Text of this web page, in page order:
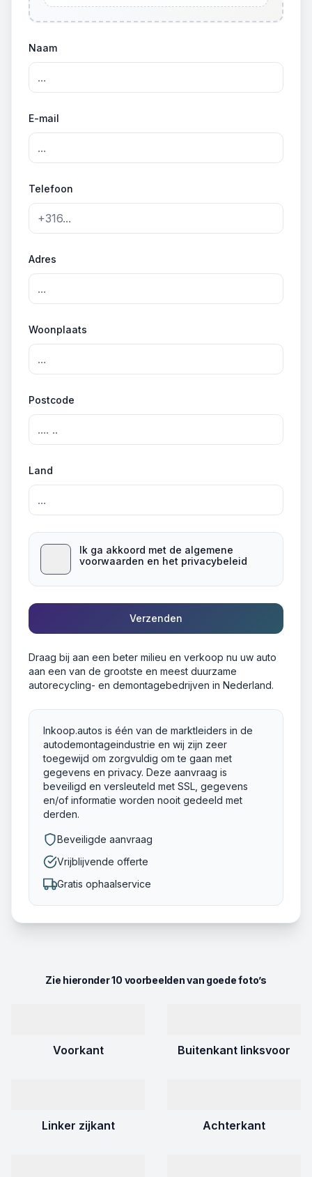
Naam
E-mail
Telefoon
Adres
Woonplaats
Postcode
Land
Ik ga akkoord met de algemene
voorwaarden en het privacybeleid
Verzenden
Draag bij aan een beter milieu en verkoop nu uw auto
aan een van de grootste en meest duurzame
autorecycling- en demontagebedrijven in Nederland.
Inkoop.autos is één van de marktleiders in de
autodemontageindustrie en wij zijn zeer
toegewijd om zorgvuldig om te gaan met
gegevens en privacy. Deze aanvraag is
beveiligd en versleuteld met SSL, gegevens
en/of informatie worden nooit gedeeld met
derden.
Beveiligde aanvraag
Vrijblijvende offerte
Gratis ophaalservice
Zie hieronder 10 voorbeelden van goede foto’s
Voorkant Buitenkant linksvoor
Linker zijkant Achterkant